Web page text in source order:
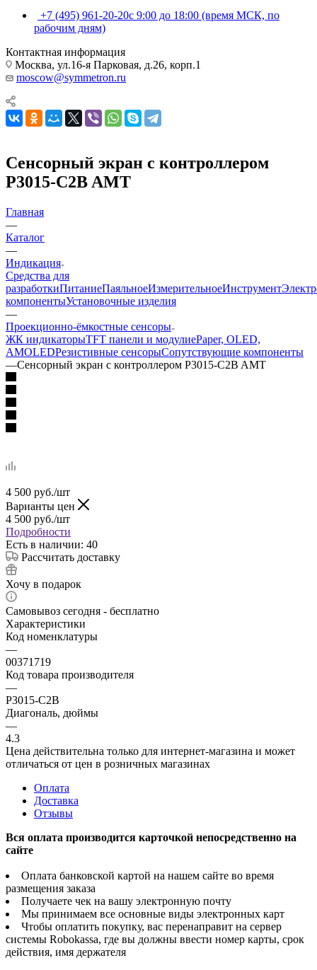
+7 (495) 961-20-20с 9:00 до 18:00 (время МСК, по
рабочим дням)
Контактная информация
Москва, ул.16-я Парковая, д.26, корп.1
moscow@symmetron.ru
Сенсорный экран с контроллером
P3015-C2B AMT
Главная
—
Каталог
—
Индикация
Средства для
разработкиПитаниеПаяльноеИзмерительноеИнструмент
компонентыУстановочные изделия
—
Проекционно-ёмкостные сенсоры
ЖК индикаторыTFT панели и модулиePaper, OLED,
AMOLEDРезистивные сенсорыСопутствующие компоненты
—Сенсорный экран с контроллером P3015-C2B AMT
4 500 руб./шт
Варианты цен
4 500 руб./шт
Подробности
Есть в наличии: 40
Рассчитать доставку
Хочу в подарок
Самовывоз сегодня - бесплатно
Характеристики
Код номенклатуры
—
00371719
Код товара производителя
—
P3015-C2B
Диагональ, дюймы
—
4.3
Цена действительна только для интернет-магазина и может
отличаться от цен в розничных магазинах
Оплата
Доставка
Отзывы
Вся оплата производится карточкой непосредственно на
сайте
Оплата банковской картой на нашем сайте во время
размещения заказа
Получаете чек на вашу электронную почту
Мы принимаем все основные виды электронных карт
Чтобы оплатить покупку, вас перенаправит на сервер
системы Robokassa, где вы должны ввести номер карты, срок
действия, имя держателя